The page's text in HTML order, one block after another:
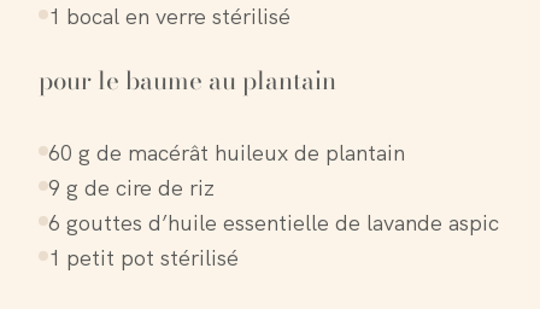
1 bocal en verre stérilisé
pour le baume au plantain
60 g de macérât huileux de plantain
9 g de cire de riz
6 gouttes d’huile essentielle de lavande aspic
1 petit pot stérilisé